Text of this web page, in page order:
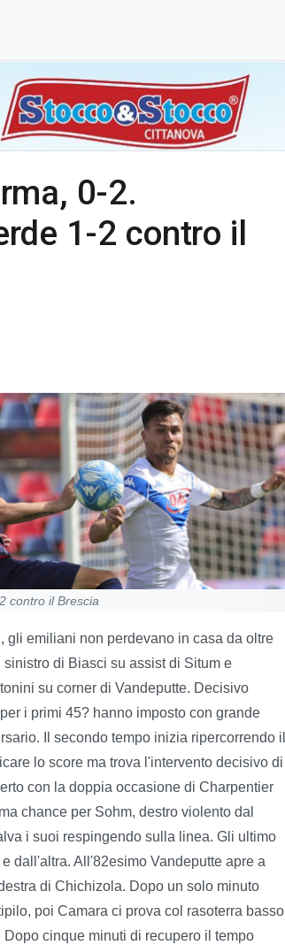
0-2.
1-2 contro il
contro il Brescia
gli emiliani non perdevano in casa da oltre
di Biasci su assist di Situm e
su corner di Vandeputte. Decisivo
i primi 45? hanno imposto con grande
Il secondo tempo inizia ripercorrendo il
lo score ma trova l'intervento decisivo di
con la doppia occasione di Charpentier
chance per Sohm, destro violento dal
i suoi respingendo sulla linea. Gli ultimo
dall'altra. All'82esimo Vandeputte apre a
di Chichizola. Dopo un solo minuto
poi Camara ci prova col rasoterra basso
cinque minuti di recupero il tempo